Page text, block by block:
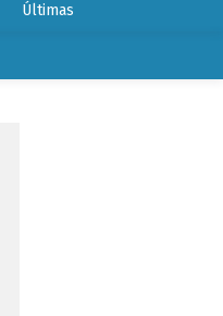
Últimas